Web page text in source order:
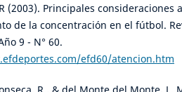
(2003). Principales consideraciones
de la concentración en el fútbol.
9 - N° 60.
efd60/atencion.htm
R., & del Monte del Monte, L.